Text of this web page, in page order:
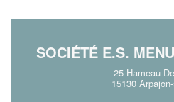
SOCIÉTÉ E.S.
25 Hameau
15130